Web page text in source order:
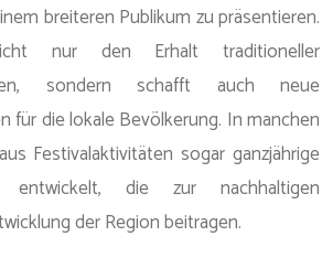
breiteren Publikum zu präsentieren.
nur den Erhalt traditioneller
sondern schafft auch neue
für die lokale Bevölkerung. In manchen
Festivalaktivitäten sogar ganzjährige
entwickelt, die zur nachhaltigen
der Region beitragen.